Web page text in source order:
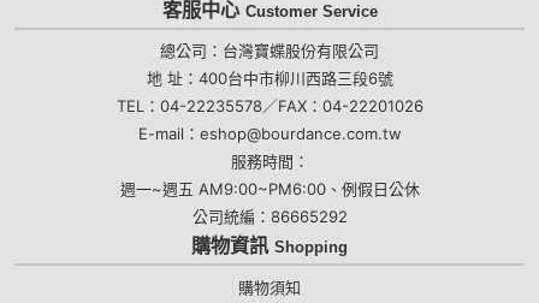
客服中心 Customer Service
總公司：台灣寶蝶股份有限公司
地 址：400台中市柳川西路三段6號
TEL：04-22235578／FAX：04-22201026
E-mail：eshop@bourdance.com.tw
服務時間：
週一~週五 AM9:00~PM6:00、例假日公休
公司統編：86665292
購物資訊 Shopping
購物須知